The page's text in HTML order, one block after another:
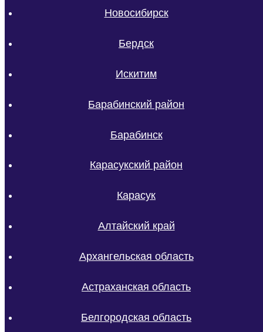
Новосибирск
Бердск
Искитим
Барабинский район
Барабинск
Карасукский район
Карасук
Алтайский край
Архангельская область
Астраханская область
Белгородская область